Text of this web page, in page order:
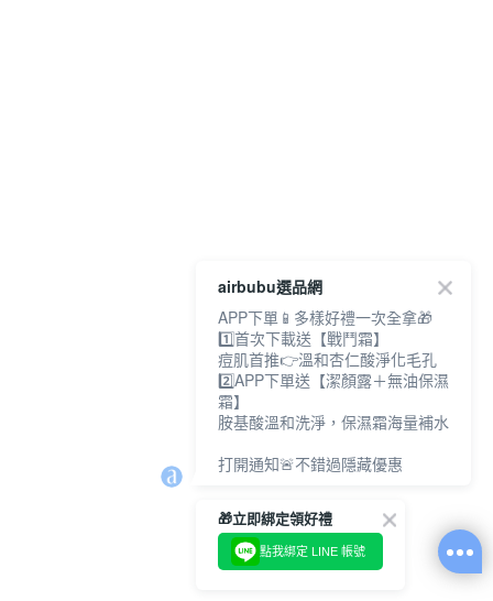
airbubu選品網
APP下單📱多樣好禮一次全拿🎁
1️⃣首次下載送【戰鬥霜】
痘肌首推👉溫和杏仁酸淨化毛孔
2️⃣APP下單送【潔顏露＋無油保濕
霜】
胺基酸溫和洗淨，保濕霜海量補水
打開通知🚨不錯過隱藏優惠
🎁立即綁定領好禮
點我綁定 LINE 帳號